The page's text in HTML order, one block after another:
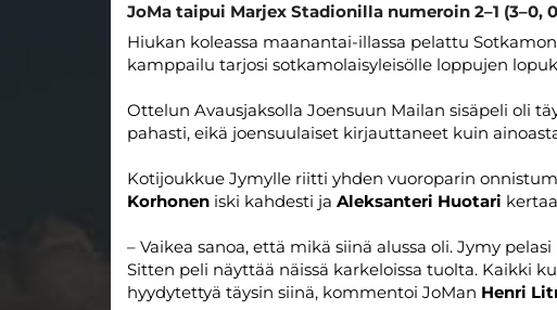
JoMa taipui Marjex Stadionilla numeroin 2–1 (3–0,
Hiukan koleassa maanantai-illassa pelattu
kamppailu tarjosi sotkamolaisyleisölle loppujen
Ottelun Avausjaksolla Joensuun Mailan sisäpeli oli
pahasti, eikä joensuulaiset kirjauttaneet kuin
Kotijoukkue Jymylle riitti yhden vuoroparin
Korhonen iski kahdesti ja Aleksanteri Huotari
– Vaikea sanoa, että mikä siinä alussa oli. Jymy
Sitten peli näyttää näissä karkeloissa tuolta. Kaikki
hyydytettyä täysin siinä, kommentoi JoMan Henri